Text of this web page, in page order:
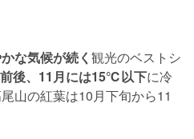
な気候が続く 観光のベストシ
後、11月には15℃以下に冷
山の紅葉は10月下旬から11